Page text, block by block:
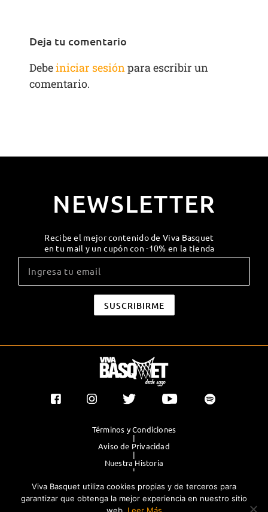
Deja tu comentario
Debeiniciar sesiónpara escribir un
comentario.
NEWSLETTER
Recibe el mejor contenido de Viva Basquet
en tu mail y un cupón con -10% en la tienda
Términos y Condiciones
|
Aviso de Privacidad
|
Nuestra Historia
|
|
Publicidad
Viva Basquet utiliza cookies propias y de terceros para
garantizar que obtenga la mejor experiencia en nuestro sitio